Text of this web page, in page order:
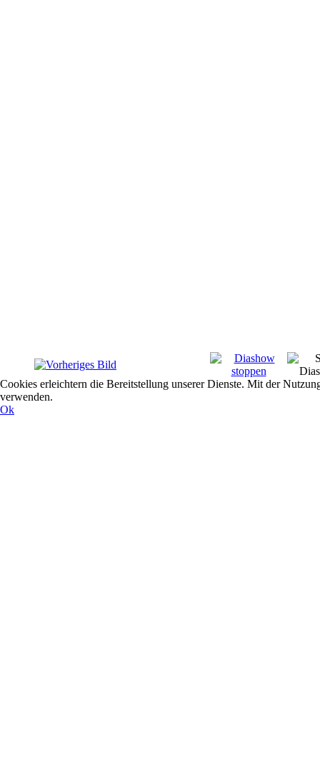
Cookies erleichtern die Bereitstellung unserer Dienste. Mit der
verwenden.
Ok